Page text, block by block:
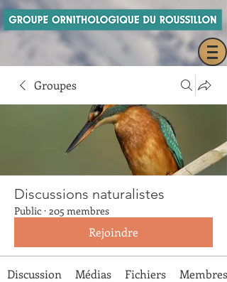
Groupes
Discussions naturalistes
Public · 205 membres
Rejoindre
Discussion Médias Fichiers Membres